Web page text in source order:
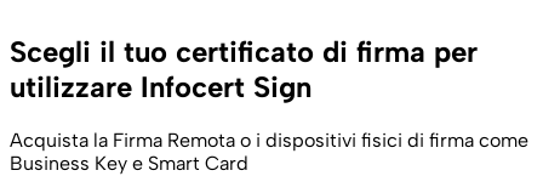
Scegli il tuo certificato di firma per
utilizzare Infocert Sign
Acquista la Firma Remota o i dispositivi fisici di firma come
Business Key e Smart Card